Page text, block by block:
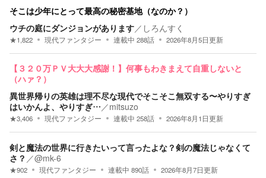
そこは少年にとって最高の秘密基地（なのか？）
ウチの庭にダンジョンがあります／ しろんすく
★1,822 現代ファンタジー 連載中 288話 2026年8月5日更新
【３２０万ＰＶ大大大感謝！】何事もわきまえて自重しないと
（ハァ？）
異世界帰りの英雄は理不尽な現代でそこそこ無双する〜やりすぎ
はいかんよ、やりすぎ… ／mitsuzo
★3,406 現代ファンタジー 連載中 258話 2026年8月1日更新
剣と魔法の世界に行きたいって言ったよな？剣の魔法じゃなくて
さ？ ／@mk-6
★902 現代ファンタジー 連載中 890話 2026年8月7日更新